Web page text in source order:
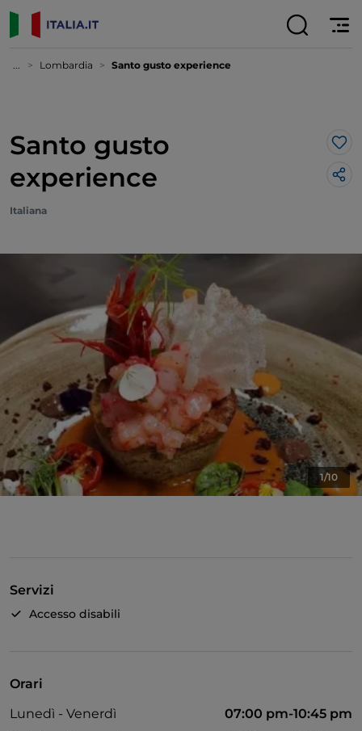
... Lombardia Santo gusto experience
Santo gusto
experience
Italiana
1/10
Servizi
Accesso disabili
Orari
Lunedì - Venerdì
07:00 pm-10:45 pm